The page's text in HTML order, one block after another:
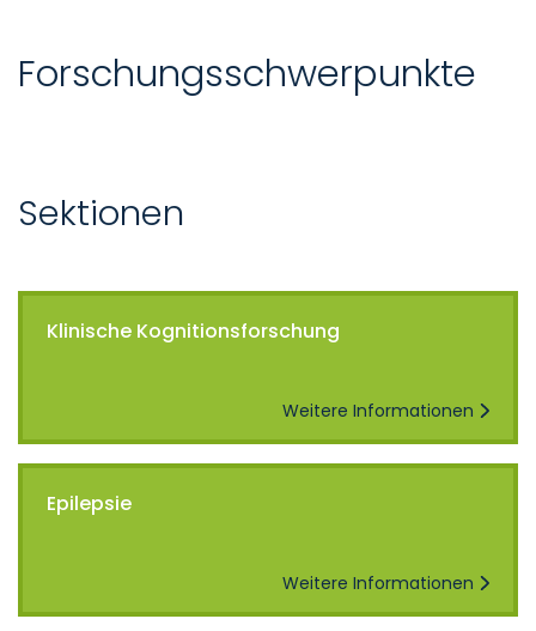
Forschungsschwerpunkte
Sektionen
Klinische Kognitionsforschung
Weitere Informationen
Epilepsie
Weitere Informationen